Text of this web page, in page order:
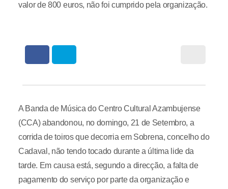
valor de 800 euros, não foi cumprido pela organização.
A Banda de Música do Centro Cultural Azambujense
(CCA) abandonou, no domingo, 21 de Setembro, a
corrida de toiros que decorria em Sobrena, concelho do
Cadaval, não tendo tocado durante a última lide da
tarde. Em causa está, segundo a direcção, a falta de
pagamento do serviço por parte da organização e